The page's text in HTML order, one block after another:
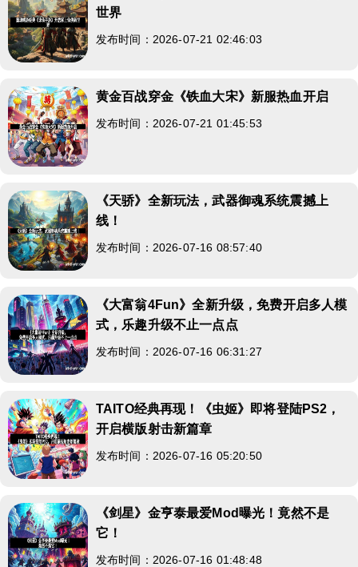
世界
发布时间：2026-07-21 02:46:03
黄金百战穿金《铁血大宋》新服热血开启
发布时间：2026-07-21 01:45:53
《天骄》全新玩法，武器御魂系统震撼上
线！
发布时间：2026-07-16 08:57:40
《大富翁4Fun》全新升级，免费开启多人模
式，乐趣升级不止一点点
发布时间：2026-07-16 06:31:27
TAITO经典再现！《虫姬》即将登陆PS2，
开启横版射击新篇章
发布时间：2026-07-16 05:20:50
《剑星》金亨泰最爱Mod曝光！竟然不是
它！
发布时间：2026-07-16 01:48:48